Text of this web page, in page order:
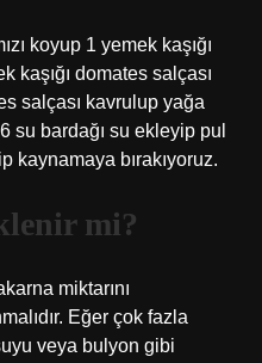
koyup 1 yemek kaşığı
kaşığı domates salçası
salçası kavrulup yağa
su bardağı su ekleyip pul
kaynamaya bırakıyoruz.
mi?
miktarını
Eğer çok fazla
veya bulyon gibi